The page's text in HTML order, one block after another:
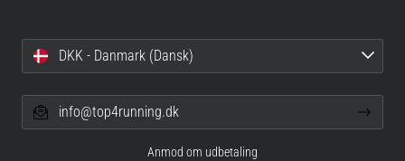
DKK - Danmark (Dansk)
info@top4running.dk
Anmod om udbetaling